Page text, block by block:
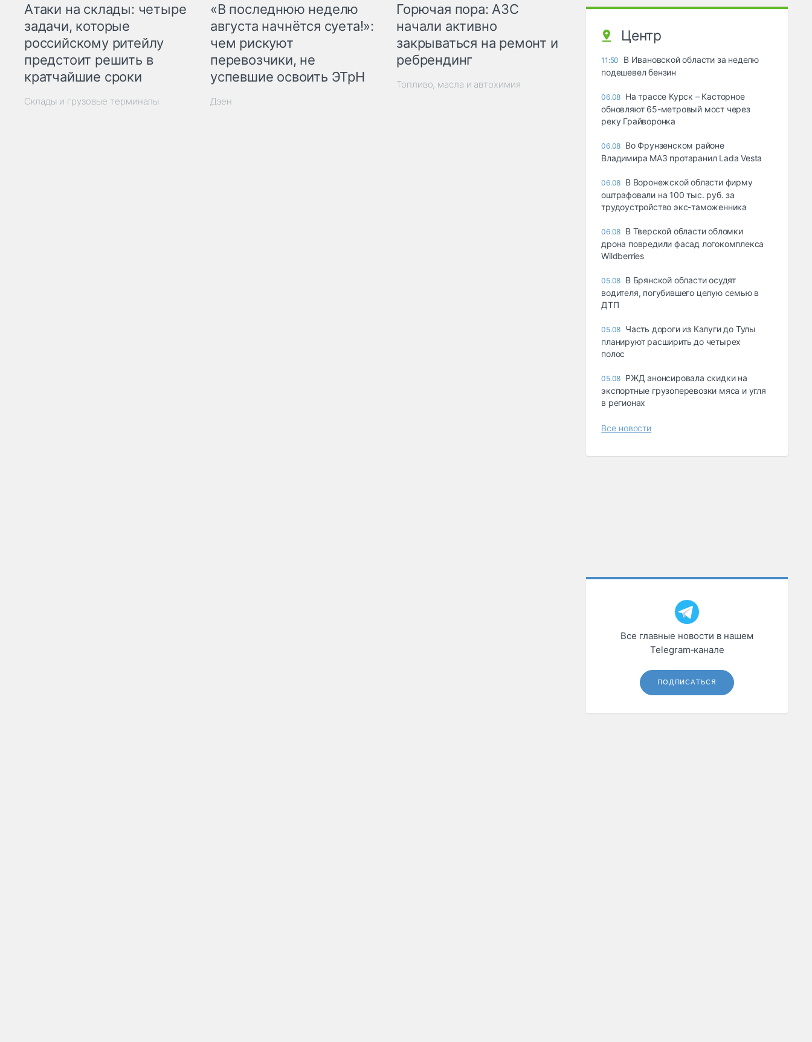
Атаки на склады: четыре
задачи, которые
российскому ритейлу
предстоит решить в
кратчайшие сроки
Склады и грузовые терминалы
«В последнюю неделю
августа начнётся суета!»:
чем рискуют
перевозчики, не
успевшие освоить ЭТрН
Дзен
Горючая пора: АЗС
начали активно
закрываться на ремонт и
ребрендинг
Топливо, масла и автохимия
Центр
11:50
В Ивановской области за неделю
подешевел бензин
06.08 На трассе Курск – Касторное
обновляют 65-метровый мост через
реку Грайворонка
06.08 Во Фрунзенском районе
Владимира МАЗ протаранил Lada Vesta
06.08 В Воронежской области фирму
оштрафовали на 100 тыс. руб. за
трудоустройство экс-таможенника
06.08 В Тверской области обломки
дрона повредили фасад логокомплекса
Wildberries
05.08 В Брянской области осудят
водителя, погубившего целую семью в
ДТП
05.08 Часть дороги из Калуги до Тулы
планируют расширить до четырех
полос
05.08 РЖД анонсировала скидки на
экспортные грузоперевозки мяса и угля
в регионах
Все новости
Все главные новости в нашем
Telegram‑канале
ПОДПИСАТЬСЯ